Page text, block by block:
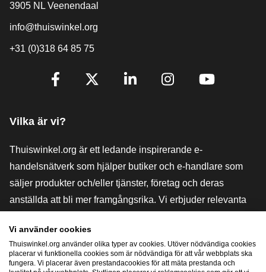
3905 NL Veenendaal
info@thuiswinkel.org
+31 (0)318 64 85 75
[_General:SocialMediaTitle]
Vilka är vi?
Thuiswinkel.org är ett ledande inspirerande e-
handelsnätverk som hjälper butiker och e-handlare som
säljer produkter och/eller tjänster, företag och deras
anställda att bli mer framgångsrika. Vi erbjuder relevanta
Thuiswinkel-recensioner, rättsliga medel och rådgivning,
stöd, marknadsundersökningar och vi har en egen
utbildningsplattform, Thuiswinkel e-Academy.
Vi använder cookies
Thuiswinkel.org använder olika typer av cookies. Utöver nödvändiga cookies
placerar vi funktionella cookies som är nödvändiga för att vår webbplats ska
fungera. Vi placerar även prestandacookies för att mäta prestanda och